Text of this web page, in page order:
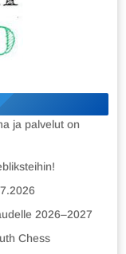
ja palvelut on
2026–2027
Chess